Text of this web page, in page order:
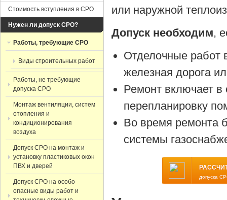
или наружной
Допуск необходим,
Отделочные работ
железная дорога
Ремонт включает
перепланировку
Во время ремонта
системы
допуска
Стоимость вступления в СРО
Нужен ли допуск СРО?
Работы, требующие СРО
Виды строительных работ
Работы, не требующие
допуска СРО
Монтаж вентиляции, систем
отопления и
кондиционирования
воздуха
Допуск СРО на монтаж и
установку пластиковых окон
ПВХ и дверей
Допуск СРО на особо
опасные виды работ и